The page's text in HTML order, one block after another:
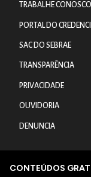
TRABALHE CONOSCO
PORTAL DO
SAC DO SEBRAE
TRANSPARÊNCIA
PRIVACIDADE
OUVIDORIA
DENUNCIA
CONTEÚDOS